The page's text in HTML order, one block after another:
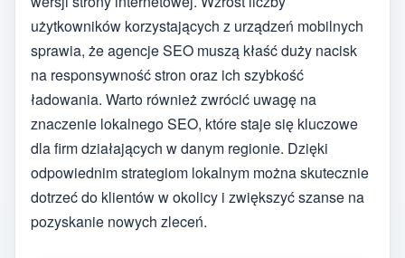
użytkowników korzystających z urządzeń mobilnych
sprawia, że agencje SEO muszą kłaść duży nacisk
na responsywność stron oraz ich szybkość
ładowania. Warto również zwrócić uwagę na
znaczenie lokalnego SEO, które staje się kluczowe
dla firm działających w danym regionie. Dzięki
odpowiednim strategiom lokalnym można skutecznie
dotrzeć do klientów w okolicy i zwiększyć szanse na
pozyskanie nowych zleceń.